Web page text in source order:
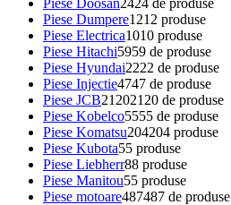
Piese Doosan2424 de produse
Piese Dumpere1212 produse
Piese Electrica1010 produse
Piese Hitachi5959 de produse
Piese Hyundai2222 de produse
Piese Injectie4747 de produse
Piese JCB21202120 de produse
Piese Kobelco5555 de produse
Piese Komatsu204204 produse
Piese Kubota55 produse
Piese Liebherr88 produse
Piese Manitou55 produse
Piese motoare487487 de produse